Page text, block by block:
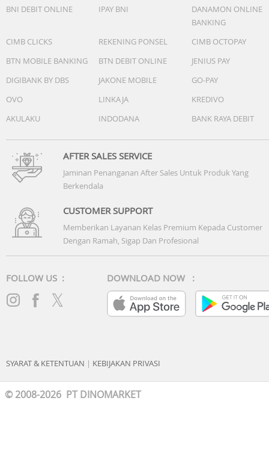
BNI DEBIT ONLINE
IPAY BNI
DANAMON ONLINE
BANKING
CIMB CLICKS
REKENING PONSEL
CIMB OCTOPAY
BTN MOBILE BANKING
BTN DEBIT ONLINE
JENIUS PAY
DIGIBANK BY DBS
JAKONE MOBILE
GO-PAY
OVO
LINKAJA
KREDIVO
AKULAKU
INDODANA BANK RAYA DEBIT
AFTER SALES SERVICE
Jaminan Penanganan After Sales Untuk Produk Yang
Berkendala
CUSTOMER SUPPORT
Memberikan Layanan Kelas Premium Kepada Customer
Dengan Ramah, Sigap Dan Profesional
FOLLOW US : DOWNLOAD NOW :
SYARAT & KETENTUAN | KEBIJAKAN PRIVASI
© 2008-2026 PT DINOMARKET